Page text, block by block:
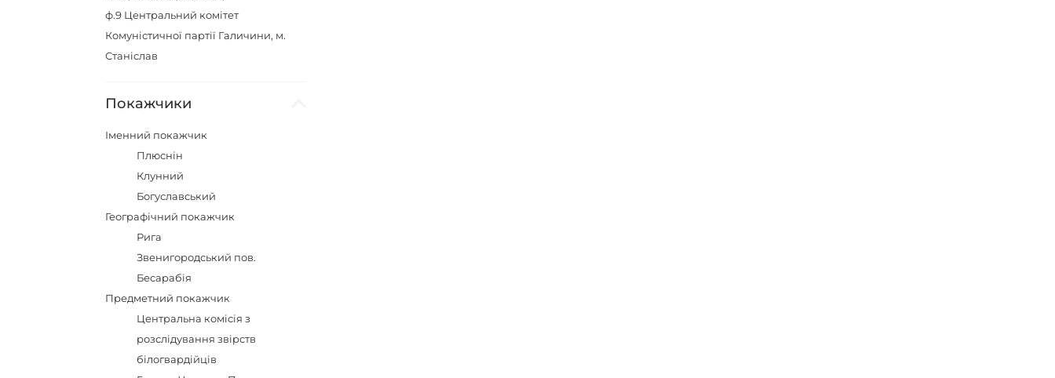
ф.9 Центральний комітет
Комуністичної партії Галичини, м.
Станіслав
Покажчики
Іменний покажчик
Плюснін
Клунний
Богуславський
Географічний покажчик
Рига
Звенигородський пов.
Бесарабія
Предметний покажчик
Центральна комісія з
розслідування звірств
білогвардійців